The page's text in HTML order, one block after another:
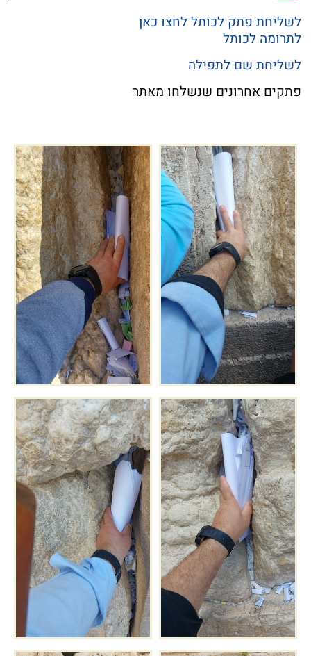
לשליחת פתק לכותל לחצו כאן
לתרומה לכותל
לשליחת שם לתפילה
פתקים אחרונים שנשלחו מאתר